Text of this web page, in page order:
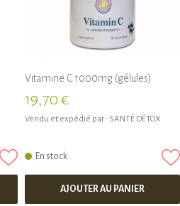
Vitamine C 1000mg (gélules)
19,70 €
Vendu et expédié par : SANTÉ DÉTOX
En stock
AJOUTER AU PANIER